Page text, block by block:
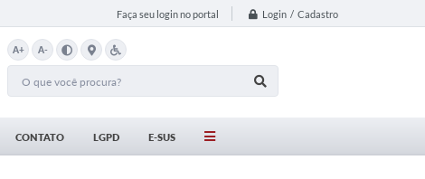
Faça seu login no portal Login / Cadastro
A+ A-
CONTATO LGPD E-SUS